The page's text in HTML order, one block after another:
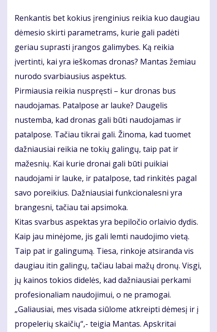
Renkantis bet kokius įrenginius reikia kuo daugiau
dėmesio skirti parametrams, kurie gali padėti
geriau suprasti įrangos galimybes. Ką reikia
įvertinti, kai yra ieškomas dronas? Mantas žemiau
nurodo svarbiausius aspektus.
Pirmiausia reikia nuspręsti – kur dronas bus
naudojamas. Patalpose ar lauke? Daugelis
nustemba, kad dronas gali būti naudojamas ir
patalpose. Tačiau tikrai gali. Žinoma, kad tuomet
dažniausiai reikia ne tokių galingų, taip pat ir
mažesnių. Kai kurie dronai gali būti puikiai
naudojami ir lauke, ir patalpose, tad rinkitės pagal
savo poreikius. Dažniausiai funkcionalesni yra
brangesni, tačiau tai apsimoka.
Kitas svarbus aspektas yra bepiločio orlaivio dydis.
Kaip jau minėjome, jis gali lemti naudojimo vietą.
Taip pat ir galingumą. Tiesa, rinkoje atsiranda vis
daugiau itin galingų, tačiau labai mažų dronų. Visgi,
jų kainos tokios didelės, kad dažniausiai perkami
profesionaliam naudojimui, o ne pramogai.
„Galiausiai, mes visada siūlome atkreipti dėmesį ir į
propelerių skaičių“,- teigia Mantas. Apskritai